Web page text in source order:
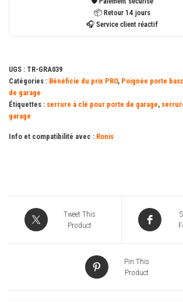
clé
varié
📦 Retour 14 jours
🎧 Service client réactif
UGS : TR-GRA039
Catégories : Bénéficie du prix PRO, Poignée porte
de garage
Étiquettes : serrure à clé pour porte de garage,
garage
Info et compatibilité avec : Ronis
Tweet This
Product
Pin This
Product